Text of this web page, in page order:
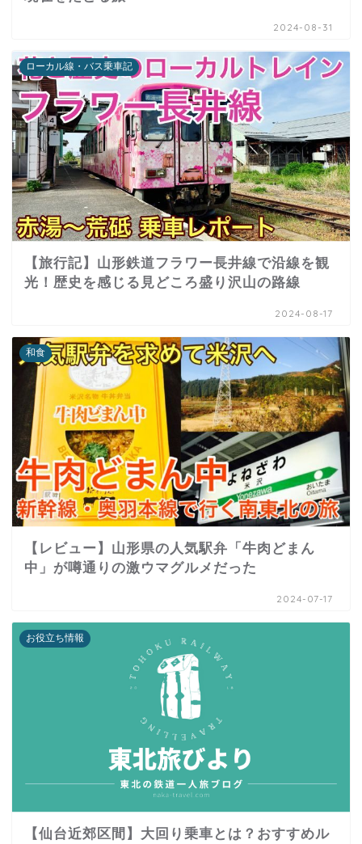
2024-08-31
ローカル線・バス乗車記
【旅行記】山形鉄道フラワー長井線で沿線を観
光！歴史を感じる見どころ盛り沢山の路線
2024-08-17
和食
【レビュー】山形県の人気駅弁「牛肉どまん
中」が噂通りの激ウマグルメだった
2024-07-17
お役立ち情報
【仙台近郊区間】大回り乗車とは？おすすめル